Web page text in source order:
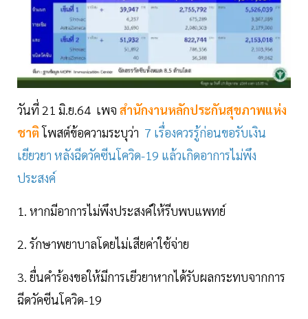
วันที่ 21 มิ.ย.64 เพจ สำนักงานหลักประกันสุขภาพแห่ง
ชาติโพสต์ข้อความระบุว่า 7 เรื่องควรรู้ก่อนขอรับเงิน
เยียวยา หลังฉีดวัคซีนโควิด-19 แล้วเกิดอาการไม่พึง
ประสงค์
1. หากมีอาการไม่พึงประสงค์ให้รีบพบแพทย์
2. รักษาพยาบาลโดยไม่เสียค่าใช้จ่าย
3. ยื่นคำร้องขอให้มีการเยีวยาหากได้รับผลกระทบจากการ
ฉีดวัคซีนโควิด-19